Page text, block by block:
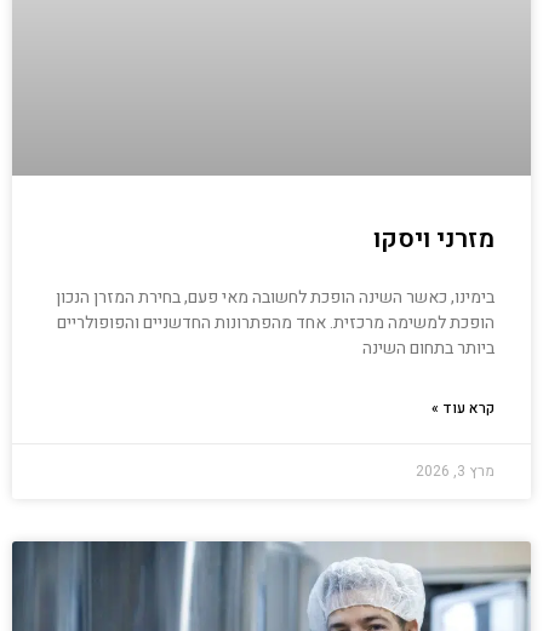
מזרני ויסקו
בימינו, כאשר השינה הופכת לחשובה מאי פעם, בחירת המזרן הנכון
הופכת למשימה מרכזית. אחד מהפתרונות החדשניים והפופולריים
ביותר בתחום השינה
קרא עוד »
מרץ 3, 2026